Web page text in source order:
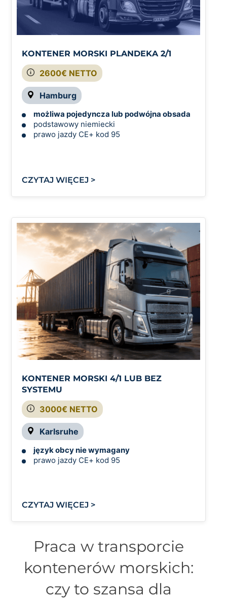
2600€ NETTO
Hamburg
KONTENER MORSKI PLANDEKA 2/1
możliwa pojedyncza lub podwójna obsada
podstawowy niemiecki
prawo jazdy CE+ kod 95
CZYTAJ WIĘCEJ >
3000€ NETTO
Karlsruhe
KONTENER MORSKI 4/1 LUB BEZ
SYSTEMU
język obcy nie wymagany
prawo jazdy CE+ kod 95
CZYTAJ WIĘCEJ >
Praca w transporcie
kontenerów morskich:
czy to szansa dla